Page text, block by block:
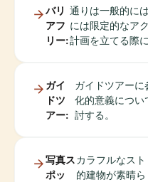
バリ
アフ
リー:
通りは一般的に
には限定的なア
計画を立てる際
ガイ
ドツ
アー:
ガイドツアー
化的意義につい
討する。
写真ス
ポッ
カラフルなス
的建物が素晴